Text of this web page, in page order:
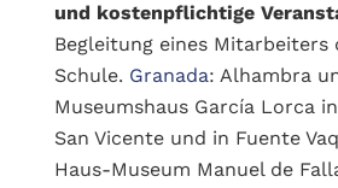
und kostenpflichtige
Begleitung eines Mitarbeiters
Schule. Granada: Alhambra
Museumshaus García Lorca
San Vicente und in Fuente
Haus-Museum Manuel de